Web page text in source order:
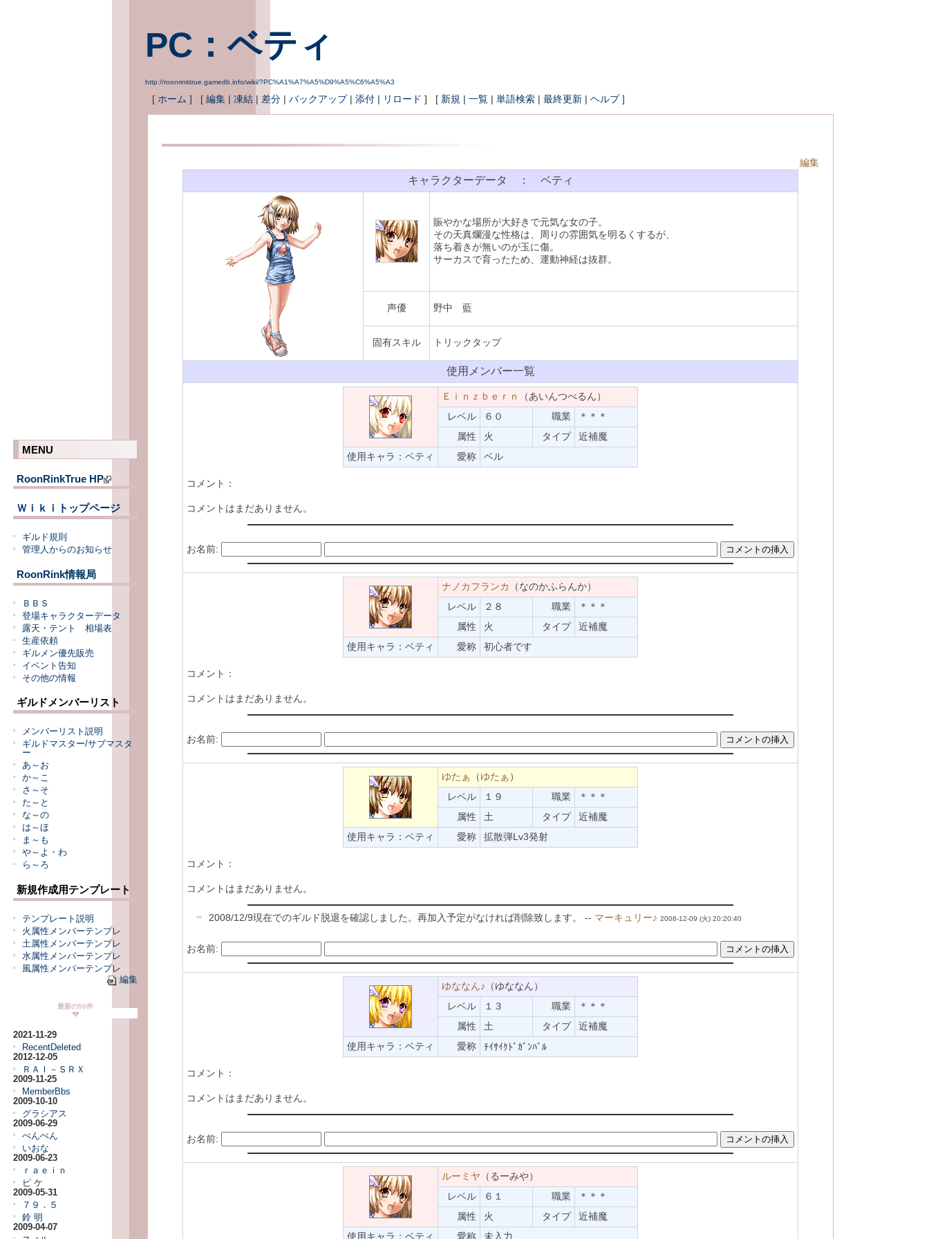
PC：ベティ
http://roonrinktrue.gamedb.info/wiki/?PC%A1%A7%A5%D9%A5%C6%A5%A3
[ ホーム ] [ 編集 | 凍結 | 差分 | バックアップ| 添付 | リロード ] [ 新規 | 一覧 | 単語検索 | 最終更新 | ヘルプ]
MENU
RoonRinkTrue HP
Ｗｉｋｉトップページ
ギルド規則
管理人からのお知らせ
RoonRink情報局
ＢＢＳ
登場キャラクターデータ
露天・テント 相場表
生産依頼
ギルメン優先販売
イベント告知
その他の情報
ギルドメンバーリスト
メンバーリスト説明
ギルドマスター/サブマスタ
ー
あ～お
か～こ
さ～そ
た～と
な～の
は～ほ
ま～も
や～よ・わ
ら～ろ
新規作成用テンプレート
テンプレート説明
火属性メンバーテンプレ
土属性メンバーテンプレ
水属性メンバーテンプレ
風属性メンバーテンプレ
編集
最新の50件
2021-11-29
RecentDeleted
2012-12-05
ＲＡＩ－ＳＲＸ
2009-11-25
MemberBbs
2009-10-10
グラシアス
2009-06-29
ぺんぺん
いおな
2009-06-23
ｒａｅｉｎ
ピ ケ
2009-05-31
７９．５
鈴 明
2009-04-07
編集
キャラクターデータ ： ベティ
賑やかな場所が大好きで元気な女の子。
その天真爛漫な性格は、周りの雰囲気を明るくするが、
落ち着きが無いのが玉に傷。
サーカスで育ったため、運動神経は抜群。
声優 野中 藍
固有スキル トリックタップ
使用メンバー一覧
Ｅｉｎｚｂｅｒｎ
（あいんつべるん）
レベル
６０ 職業
＊＊＊
属性
火 タイプ
近補魔
使用キャラ：ベティ
愛称 ベル
コメント：
コメントはまだありません。
お名前:
ナノカフランカ
（なのかふらんか）
レベル
２８ 職業
＊＊＊
属性
火 タイプ
近補魔
使用キャラ：ベティ
愛称 初心者です
コメント：
コメントはまだありません。
お名前:
ゆたぁ （ゆたぁ ）
レベル
１９ 職業
＊＊＊
属性
土 タイプ
近補魔
使用キャラ：ベティ
愛称 拡散弾Lv3発射
コメント：
コメントはまだありません。
2008/12/9現在でのギルド脱退を確認しました。再加入予定がなければ削除致します。 -- マーキュリー♪ 2008-12-09 (火) 20:20:40
お名前:
ゆななん♪ （ゆななん）
レベル
１３ 職業
＊＊＊
属性
土 タイプ
近補魔
使用キャラ：ベティ
愛称 ﾁｲｻｲｹﾄﾞｶﾞﾝﾊﾞﾙ
コメント：
コメントはまだありません。
お名前:
ルーミヤ （るーみや）
レベル
６１ 職業
＊＊＊
属性
火 タイプ
近補魔
使用キャラ：ベティ
愛称 未入力